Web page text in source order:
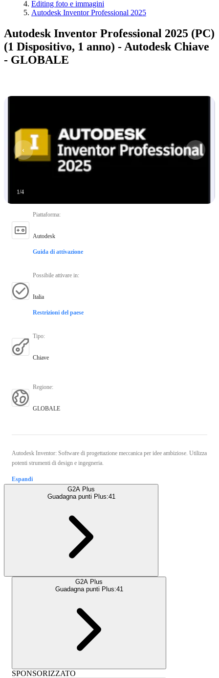
Editing foto e immagini
Autodesk Inventor Professional 2025
Autodesk Inventor Professional 2025 (PC)
(1 Dispositivo, 1 anno) - Autodesk Chiave
- GLOBALE
1/4
Piattaforma:
Autodesk
Guida di attivazione
Possibile attivare in:
Italia
Restrizioni del paese
Tipo:
Chiave
Regione:
GLOBALE
Autodesk Inventor: Software di progettazione meccanica per idee ambiziose. Utilizza
potenti strumenti di design e ingegneria.
Espandi
G2A Plus
Guadagna punti Plus:41
G2A Plus
Guadagna punti Plus:41
SPONSORIZZATO